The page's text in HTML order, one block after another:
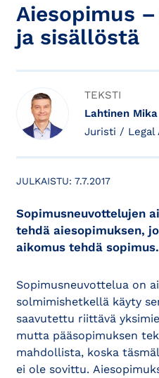
Aiesopimus
ja sisällöstä
TEKSTI
Lahtinen Mika
Juristi / Legal
JULKAISTU: 7.7.2017
Sopimusneuvottelujen
tehdä aiesopimuksen,
aikomus tehdä sopimus.
Sopimusneuvottelua on
solmimishetkellä käyty
saavutettu riittävä
mutta pääsopimuksen
mahdollista, koska
ei ole sovittu.